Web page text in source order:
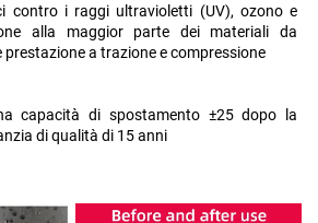
contro i raggi ultravioletti (UV), ozono e
alla maggior parte dei materiali da
prestazione a trazione e compressione
capacità di spostamento ±25 dopo la
di qualità di 15 anni